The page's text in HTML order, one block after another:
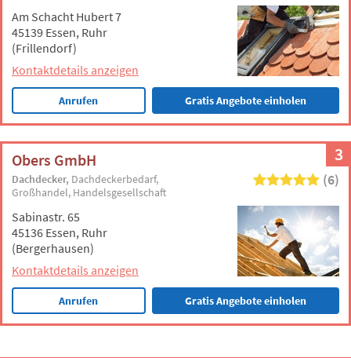
Am Schacht Hubert 7
45139 Essen, Ruhr
(Frillendorf)
Kontaktdetails anzeigen
Anrufen Gratis Angebote einholen
3
Obers GmbH
Dachdecker Dachdeckerbedarf
Großhandel Handelsgesellschaft
(6)
Sabinastr. 65
45136 Essen, Ruhr
(Bergerhausen)
Kontaktdetails anzeigen
Anrufen Gratis Angebote einholen